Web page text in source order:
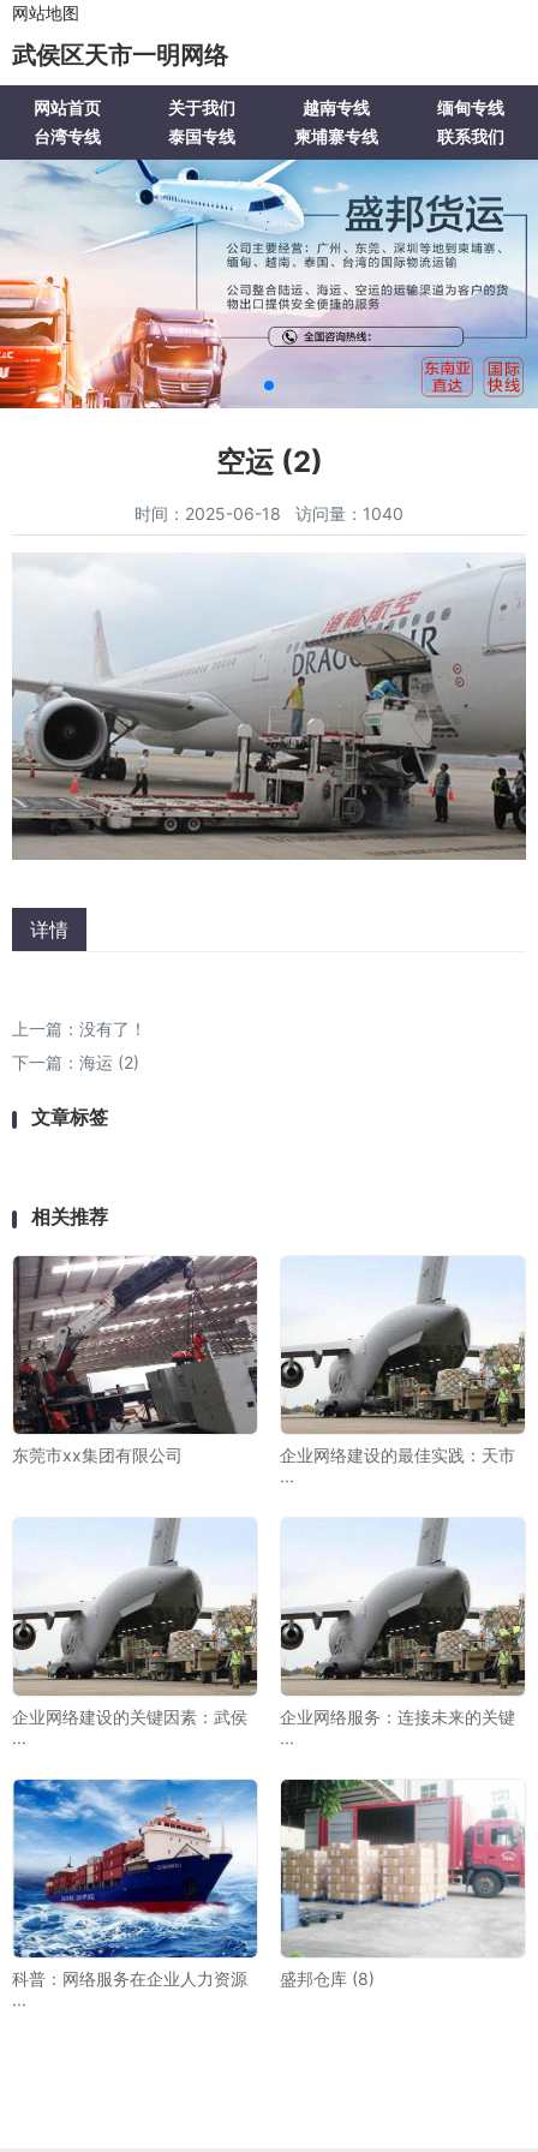
网站地图
武侯区天市一明网络
网站首页 关于我们 越南专线
缅甸专线
台湾专线
泰国专线 柬埔寨专线 联系我们
空运 (2)
时间：2025-06-18 访问量：1040
详情
上一篇：没有了！
下一篇： 海运 (2)
文章标签
相关推荐
东莞市xx集团有限公司
企业网络建设的最佳实践：天市
···
企业网络建设的关键因素：武侯
···
企业网络服务：连接未来的关键
···
科普：网络服务在企业人力资源
···
盛邦仓库 (8)